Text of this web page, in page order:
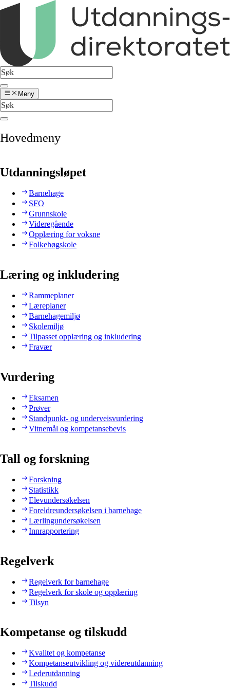
Meny
Hovedmeny
Utdanningsløpet
Barnehage
SFO
Grunnskole
Videregående
Opplæring for voksne
Folkehøgskole
Læring og inkludering
Rammeplaner
Læreplaner
Barnehagemiljø
Skolemiljø
Tilpasset opplæring og inkludering
Fravær
Vurdering
Eksamen
Prøver
Standpunkt- og underveisvurdering
Vitnemål og kompetansebevis
Tall og forskning
Forskning
Statistikk
Elevundersøkelsen
Foreldreundersøkelsen i barnehage
Lærlingundersøkelsen
Innrapportering
Regelverk
Regelverk for barnehage
Regelverk for skole og opplæring
Tilsyn
Kompetanse og tilskudd
Kvalitet og kompetanse
Kompetanseutvikling og videreutdanning
Lederutdanning
Tilskudd